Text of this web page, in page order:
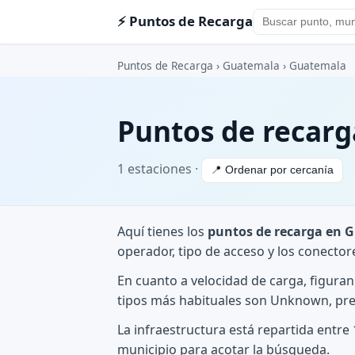
⚡ Puntos de Recarga
Puntos de Recarga › Guatemala › Guatemala
Puntos de
1 estaciones · 📍 Ordenar por cercanía
Aquí tienes los puntos de recarga en
operador, tipo de acceso y los
En cuanto a velocidad de carga,
tipos más habituales son Unknown,
La infraestructura está repartida
municipio para acotar la búsqueda.